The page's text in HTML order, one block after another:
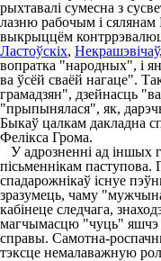
рыхтавалі сумесна з
лазню рабочым і сялянам
выкрыццём
Ластоўскіх, Некрашэвічаў
вопратка "народных", і
ва ўсёй сваёй нагаце".
грамадзян", дзейнасць
"прыпынялася", як,
Быкаў цалкам дакладна
Фелікса Грома.
У адрозненні ад іншых
пісьменнікам паступова.
спадарожнікаў існуе
зразумець, чаму
кабінеце следчага,
магчымасцю "чуць" яшчэ
справы. Самотна-
тэксце немалаважную